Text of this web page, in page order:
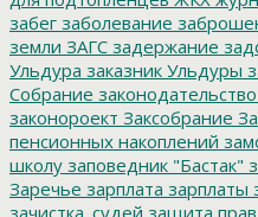
забег заболевание
земли ЗАГС задержание
Ульдура заказник Ульдуры
Собрание законодательство
законороект Заксобрание
пенсионных накоплений
школу заповедник "Бастак"
Заречье зарплата зарплаты
зачистка_судей защита